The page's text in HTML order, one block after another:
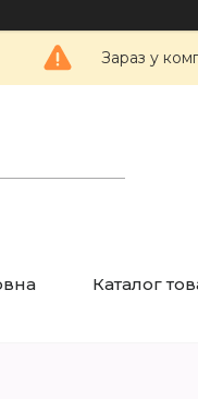
Зараз у
Каталог